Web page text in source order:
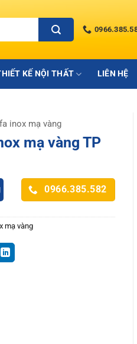
KẾ NỘI THẤT LIÊN HỆ
inox mạ vàng
mạ vàng TP
0966.385.582
mạ vàng